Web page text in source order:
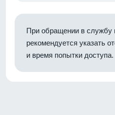
При обращении в службу
рекомендуется указать
и время попытки доступа.